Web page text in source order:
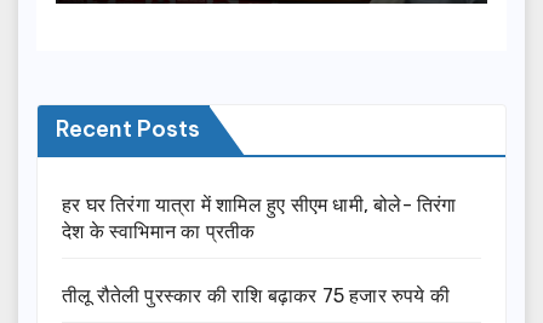
Recent Posts
हर घर तिरंगा यात्रा में शामिल हुए सीएम धामी, बोले- तिरंगा
देश के स्वाभिमान का प्रतीक
तीलू रौतेली पुरस्कार की राशि बढ़ाकर 75 हजार रुपये की